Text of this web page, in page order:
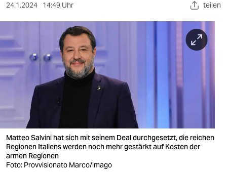
sport
berlin
nord
wahrheit
verlag
verlag
veranstaltungen
24.1.2024 14:49 Uhr teilen
Matteo Salvini hat sich mit seinem Deal durchgesetzt, die reichen
Regionen Italiens werden noch mehr gestärkt auf Kosten der
armen Regionen
Foto: Provvisionato Marco/imago